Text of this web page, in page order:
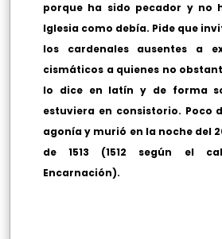
porque ha sido pecador y no
Iglesia como debía. Pide que
los cardenales ausentes a
cismáticos a quienes no
lo dice en latín y de forma
estuviera en consistorio. Poco
agonía y murió en la noche del
de 1513 (1512 según el
Encarnación).